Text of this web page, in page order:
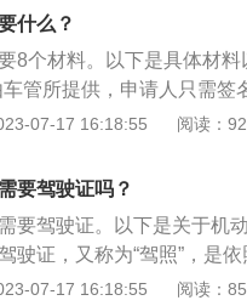
通过车载传感系统感知道
智能汽车，其是利用车载
、车辆位置和障碍物信息
地在道路上行驶。
什么？
8个材料。以下是具体材
管所提供，申请人只需签
团级以上医疗机构办理期
免冠彩色照片二张；驾驶
份证明原件；处理的时限
照有效期满前90天内，可
，可以按照正常流程去换
年内可以通过再次完成科
07-17 16:18:55 阅读：
要驾驶证吗？
要驾驶证。以下是关于机
驶证，又称为“驾照”，是
车需要一定的驾驶技能，
07-17 16:18:55 阅读：